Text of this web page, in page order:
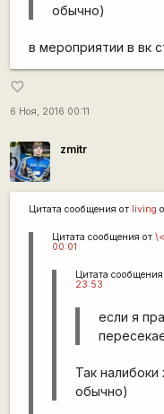
обычно)
в мероприятии в вк
favorite_border
6 Ноя, 2016 00:11
zmitr
Цитата сообщения от living
Цитата сообщения от
00:01
Цитата сообщения
23:53
если я
Так
обычно)